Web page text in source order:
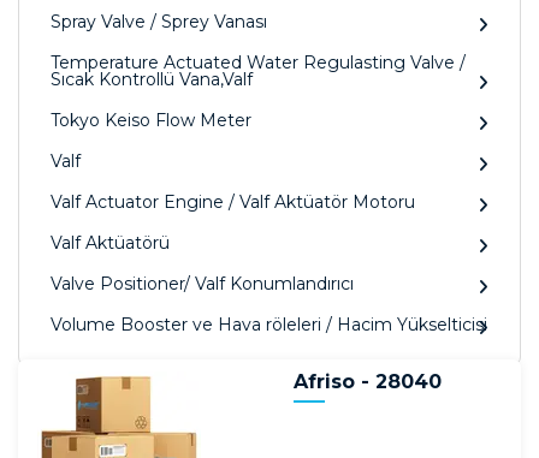
Spray Valve / Sprey Vanası
Temperature Actuated Water Regulasting Valve /
Sıcak Kontrollü Vana,Valf
Tokyo Keiso Flow Meter
Valf
Valf Actuator Engine / Valf Aktüatör Motoru
Valf Aktüatörü
Valve Positioner/ Valf Konumlandırıcı
Volume Booster ve Hava röleleri / Hacim Yükselticisi
Afriso - 28040